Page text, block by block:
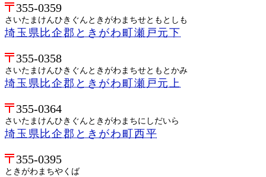
355-0359
さいたまけんひきぐんときがわまちせともとしも
埼玉県比企郡ときがわ町瀬戸元下
355-0358
さいたまけんひきぐんときがわまちせともとかみ
埼玉県比企郡ときがわ町瀬戸元上
355-0364
さいたまけんひきぐんときがわまちにしだいら
埼玉県比企郡ときがわ町西平
355-0395
ときがわまちやくば